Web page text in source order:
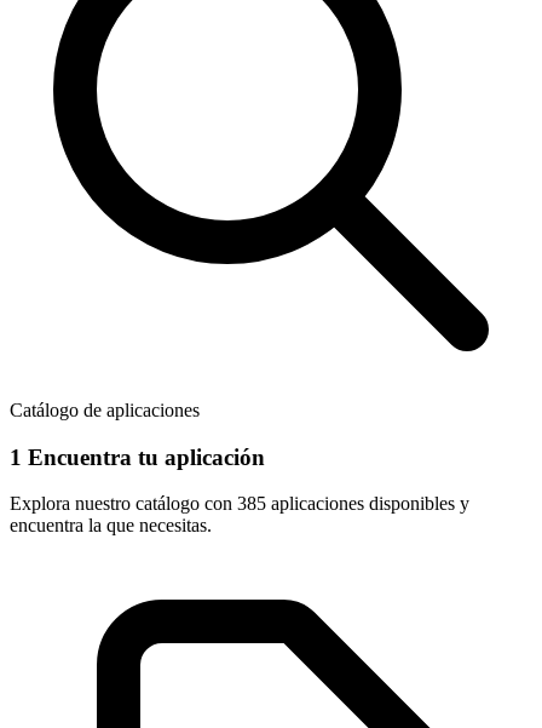
Catálogo de aplicaciones
1 Encuentra tu aplicación
Explora nuestro catálogo con 385 aplicaciones disponibles y
encuentra la que necesitas.